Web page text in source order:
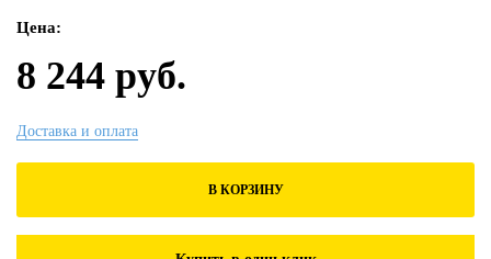
Цена:
8 244 руб.
Доставка и оплата
В КОРЗИНУ